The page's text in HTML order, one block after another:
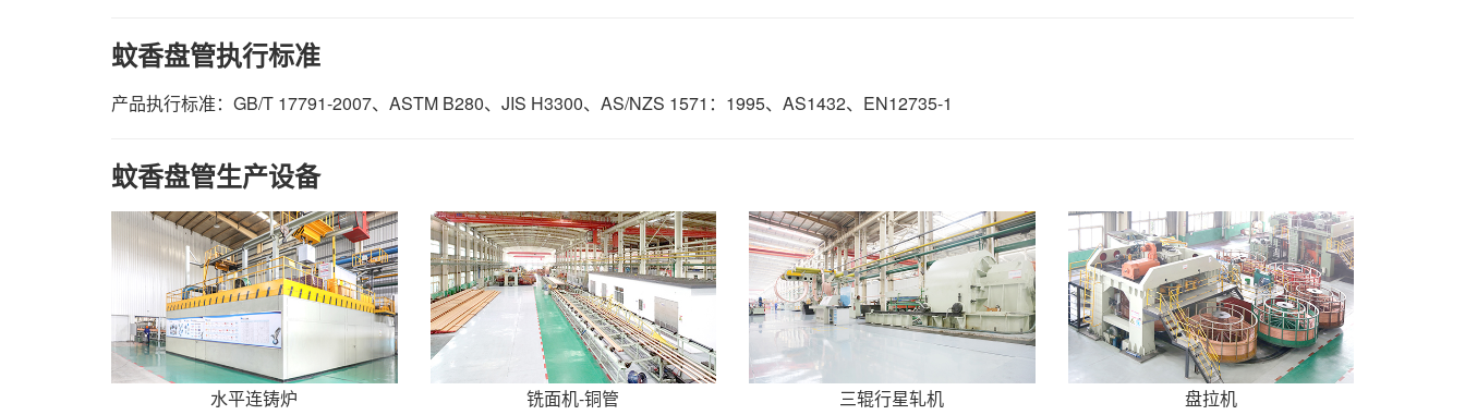
蚊香盘管执行标准
产品执行标准：GB/T 17791-2007、ASTM B280、JIS H3300、AS/NZS 1571：1995、AS1432、EN12735-1
蚊香盘管生产设备
水平连铸炉 铣面机-铜管 三辊行星轧机 盘拉机